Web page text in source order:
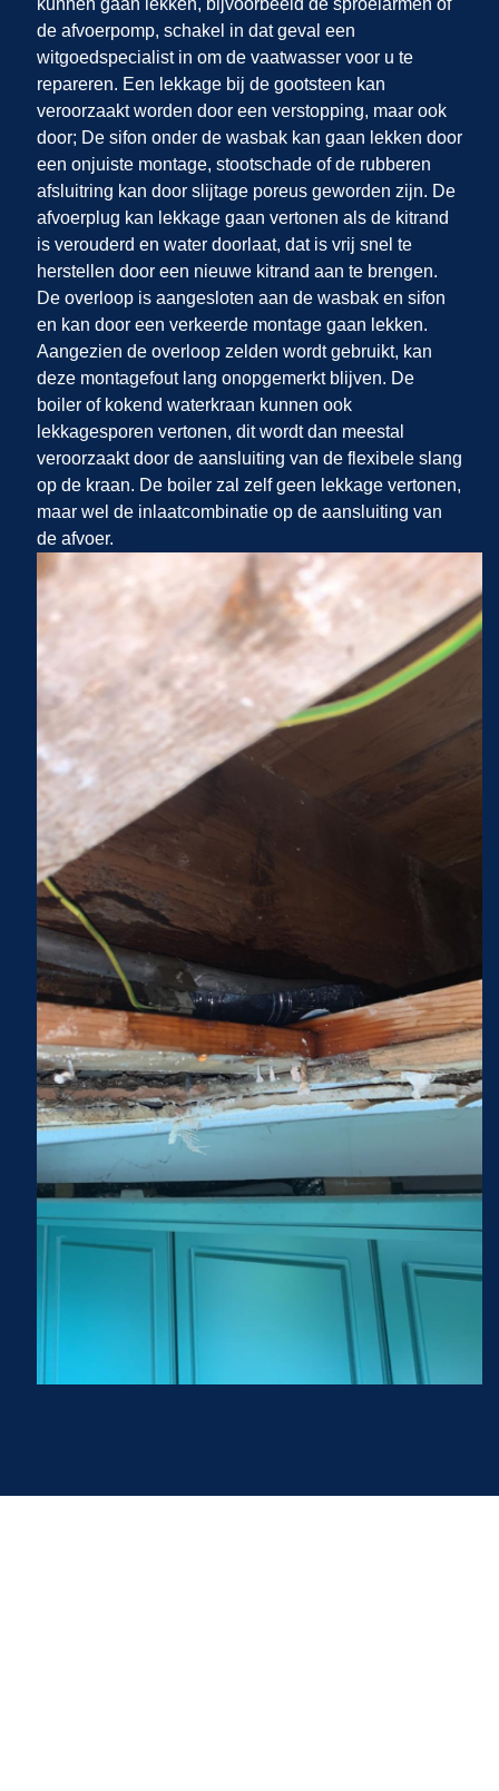
de afvoerpomp, schakel in dat geval een
witgoedspecialist in om de vaatwasser voor u te
repareren. Een lekkage bij de gootsteen kan
veroorzaakt worden door een verstopping, maar ook
door; De sifon onder de wasbak kan gaan lekken door
een onjuiste montage, stootschade of de rubberen
afsluitring kan door slijtage poreus geworden zijn. De
afvoerplug kan lekkage gaan vertonen als de kitrand
is verouderd en water doorlaat, dat is vrij snel te
herstellen door een nieuwe kitrand aan te brengen.
De overloop is aangesloten aan de wasbak en sifon
en kan door een verkeerde montage gaan lekken.
Aangezien de overloop zelden wordt gebruikt, kan
deze montagefout lang onopgemerkt blijven. De
boiler of kokend waterkraan kunnen ook
lekkagesporen vertonen, dit wordt dan meestal
veroorzaakt door de aansluiting van de flexibele slang
op de kraan. De boiler zal zelf geen lekkage vertonen,
maar wel de inlaatcombinatie op de aansluiting van
de afvoer.